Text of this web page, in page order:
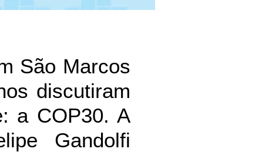
São Marcos
discutiram
a COP30. A
Gandolfi